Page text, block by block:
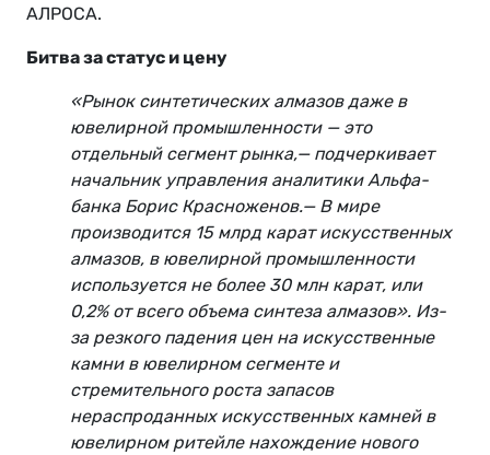
АЛРОСА.
Битва за статус и цену
«Рынок синтетических алмазов даже в
ювелирной промышленности — это
отдельный сегмент рынка,— подчеркивает
начальник управления аналитики Альфа-
банка Борис Красноженов.— В мире
производится 15 млрд карат искусственных
алмазов, в ювелирной промышленности
используется не более 30 млн карат, или
0,2% от всего объема синтеза алмазов». Из-
за резкого падения цен на искусственные
камни в ювелирном сегменте и
стремительного роста запасов
нераспроданных искусственных камней в
ювелирном ритейле нахождение нового